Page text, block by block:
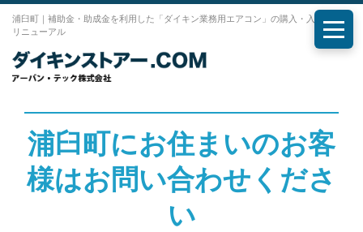
浦臼町｜補助金・助成金を利用した「ダイキン業務用エアコン」の購入・入れ替え・
リニューアル
メニ
浦臼町にお住まいのお客
様はお問い合わせくださ
い